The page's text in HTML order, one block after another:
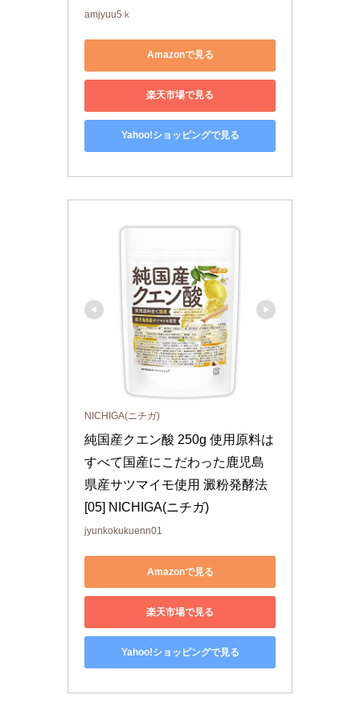
amjyuu5ｋ
Amazonで見る
楽天市場で見る
Yahoo!ショッピングで見る
NICHIGA(ニチガ)
純国産クエン酸 250g 使用原料は
すべて国産にこだわった鹿児島
県産サツマイモ使用 澱粉発酵法
[05] NICHIGA(ニチガ)
jyunkokukuenn01
Amazonで見る
楽天市場で見る
Yahoo!ショッピングで見る